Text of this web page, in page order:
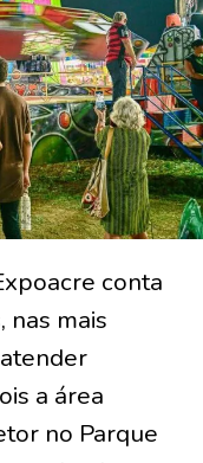
conta
nas mais
a área
no Parque